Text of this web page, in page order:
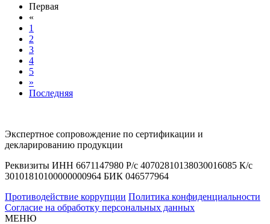
Первая
«
1
2
3
4
5
»
Последняя
Экспертное сопровождение по сертификации и
декларированию продукции
Реквизиты ИНН 6671147980 Р/с 40702810138030016085 К/с
30101810100000000964 БИК 046577964
Противодействие коррупции Политика конфиденциальности
Согласие на обработку персональных данных
МЕНЮ